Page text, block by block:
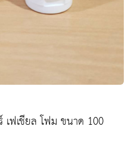
ฟเชียล โฟม ขนาด 100